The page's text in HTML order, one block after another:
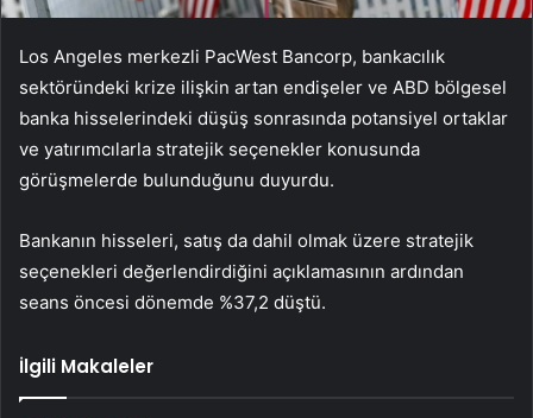
Los Angeles merkezli PacWest Bancorp, bankacılık
sektöründeki krize ilişkin artan endişeler ve ABD bölgesel
banka hisselerindeki düşüş sonrasında potansiyel ortaklar
ve yatırımcılarla stratejik seçenekler konusunda
görüşmelerde bulunduğunu duyurdu.
Bankanın hisseleri, satış da dahil olmak üzere stratejik
seçenekleri değerlendirdiğini açıklamasının ardından
seans öncesi dönemde %37,2 düştü.
İlgili Makaleler